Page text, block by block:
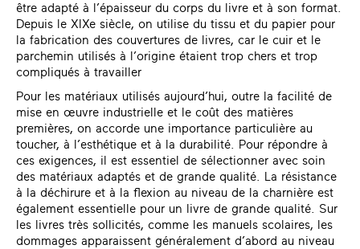
être adapté à l’épaisseur du corps du livre et à son format.
Depuis le XIXe siècle, on utilise du tissu et du papier pour
la fabrication des couvertures de livres, car le cuir et le
parchemin utilisés à l’origine étaient trop chers et trop
compliqués à travailler
Pour les matériaux utilisés aujourd’hui, outre la facilité de
mise en œuvre industrielle et le coût des matières
premières, on accorde une importance particulière au
toucher, à l’esthétique et à la durabilité. Pour répondre à
ces exigences, il est essentiel de sélectionner avec soin
des matériaux adaptés et de grande qualité. La résistance
à la déchirure et à la flexion au niveau de la charnière est
également essentielle pour un livre de grande qualité. Sur
les livres très sollicités, comme les manuels scolaires, les
dommages apparaissent généralement d’abord au niveau